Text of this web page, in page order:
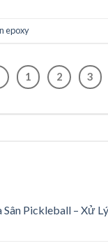
epoxy
1 2 3
Sân Pickleball – Xử